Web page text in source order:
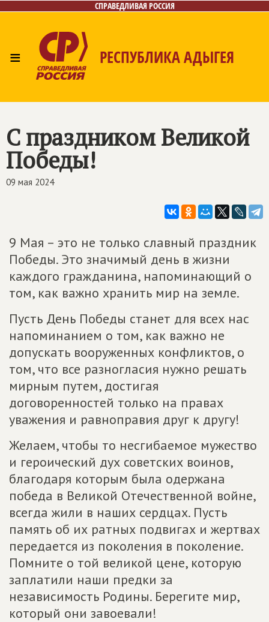
СПРАВЕДЛИВАЯ РОССИЯ
≡ РЕСПУБЛИКА АДЫГЕЯ
С праздником Великой
Победы!
09 мая 2024
9 Мая – это не только славный праздник
Победы. Это значимый день в жизни
каждого гражданина, напоминающий о
том, как важно хранить мир на земле.
Пусть День Победы станет для всех нас
напоминанием о том, как важно не
допускать вооруженных конфликтов, о
том, что все разногласия нужно решать
мирным путем, достигая
договоренностей только на правах
уважения и равноправия друг к другу!
Желаем, чтобы то несгибаемое мужество
и героический дух советских воинов,
благодаря которым была одержана
победа в Великой Отечественной войне,
всегда жили в наших сердцах. Пусть
память об их ратных подвигах и жертвах
передается из поколения в поколение.
Помните о той великой цене, которую
заплатили наши предки за
независимость Родины. Берегите мир,
который они завоевали!